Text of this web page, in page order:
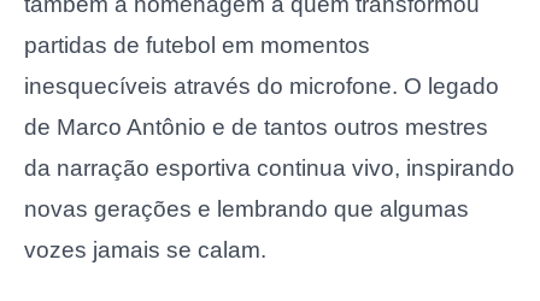
partidas de futebol em momentos
inesquecíveis através do microfone. O legado
de Marco Antônio e de tantos outros mestres
da narração esportiva continua vivo, inspirando
novas gerações e lembrando que algumas
vozes jamais se calam.